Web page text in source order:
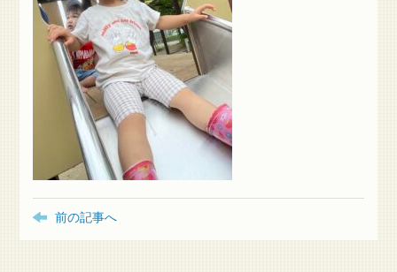
前の記事へ